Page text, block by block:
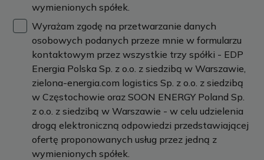
wymienionych spółek.
Wyrażam zgodę na przetwarzanie danych
osobowych podanych przeze mnie w formularzu
kontaktowym przez wszystkie trzy spółki - EDP
Energia Polska Sp. z o.o. z siedzibą w Warszawie,
zielona-energia.com logistics Sp. z o.o. z siedzibą
w Częstochowie oraz SOON ENERGY Poland Sp.
z o.o. z siedzibą w Warszawie - w celu udzielenia
drogą elektroniczną odpowiedzi przedstawiającej
ofertę proponowanych usług przez jedną z
wymienionych spółek.